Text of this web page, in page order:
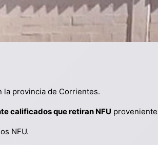
la provincia de Corrientes.
calificados que retiran NFU
NFU.